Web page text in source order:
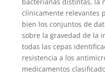
clínicamente relevantes
bien los conjuntos de
sobre la gravedad de la
todas las cepas
resistencia a los
medicamentos